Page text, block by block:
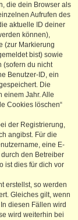
die dein Browser als
Aufrufen des
aktuelle ID deiner
können),
(zur Markierung
bist) sowie
(sofern du nicht
Benutzer-ID, ein
Die
einem Jahr. Alle
Cookies löschen“
der Registrierung,
angibst. Für die
eine E-
den Betreiber
ist dies für dich vor
erstellst, so werden
Gleiches gilt, wenn
diesen Fällen wird
wird weiterhin bei